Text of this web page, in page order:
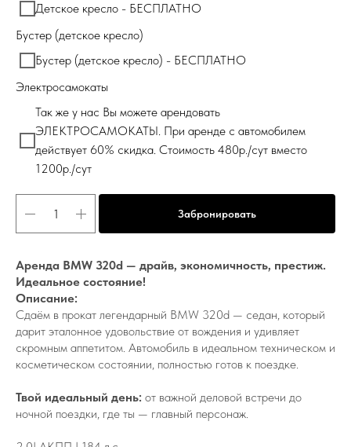
Детское кресло - БЕСПЛАТНО
Бустер (детское кресло)
Бустер (детское кресло) - БЕСПЛАТНО
Электросамокаты
Так же у нас Вы можете арендовать
ЭЛЕКТРОСАМОКАТЫ. При аренде с автомобилем
действует 60% скидка. Стоимость 480р./сут вместо
1200р./сут
Забронировать
Аренда BMW 320d — драйв, экономичность, престиж.
Идеальное состояние!
Описание:
Сдаём в прокат легендарный BMW 320d — седан, который
дарит эталонное удовольствие от вождения и удивляет
скромным аппетитом. Автомобиль в идеальном техническом и
косметическом состоянии, полностью готов к поездке.
Твой идеальный день: от важной деловой встречи до
ночной поездки, где ты — главный персонаж.